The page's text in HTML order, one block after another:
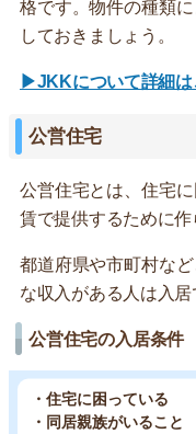
格です。物件の種類
しておきましょう。
▶JKKについて詳細は
公営住宅
公営住宅とは、住宅
賃で提供するために作
都道府県や市町村な
な収入がある人は入居
公営住宅の入居条件
・住宅に困っている
・同居親族がいること